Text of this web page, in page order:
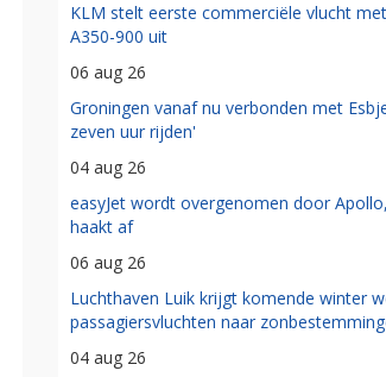
KLM stelt eerste commerciële vlucht
A350-900 uit
06 aug 26
Groningen vanaf nu verbonden met
zeven uur rijden'
04 aug 26
easyJet wordt overgenomen door
haakt af
06 aug 26
Luchthaven Luik krijgt komende winter
passagiersvluchten naar
04 aug 26